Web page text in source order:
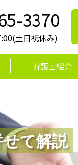
て解説
3370
土日祝休み)
弁護士紹介